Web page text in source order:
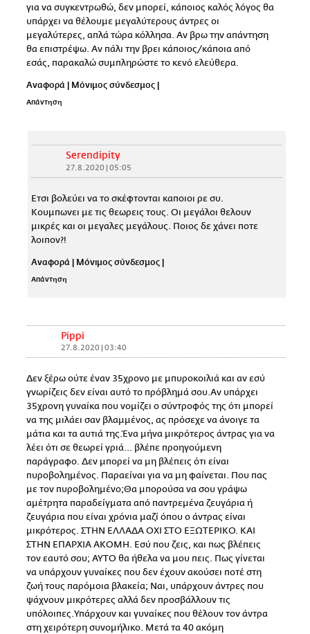
για να συγκεντρωθώ, δεν μπορεί, κάποιος καλός λόγος θα
υπάρχει να θέλουμε μεγαλύτερους άντρες οι
μεγαλύτερες, απλά τώρα κόλλησα. Αν βρω την απάντηση
θα επιστρέψω. Αν πάλι την βρει κάποιος/κάποια από
εσάς, παρακαλώ συμπληρώστε το κενό ελεύθερα.
Αναφορά Μόνιμος σύνδεσμος
Απάντηση
Serendipity
27.8.2020 | 05:05
Ετσι βολεύει να το σκέφτονται καποιοι ρε συ.
Κουμπωνει με τις θεωρεις τους. Οι μεγάλοι θελουν
μικρές και οι μεγαλες μεγάλους. Ποιος δε χάνει ποτε
λοιπον?!
Αναφορά | Μόνιμος σύνδεσμος |
Απάντηση
Pippi
27.8.2020 | 03:40
Δεν ξέρω ούτε έναν 35χρονο με μπυροκοιλιά και αν εσύ
γνωρίζεις δεν είναι αυτό το πρόβλημά σου.Αν υπάρχει
35χρονη γυναίκα που νομίζει ο σύντροφός της ότι μπορεί
να της μιλάει σαν βλαμμένος, ας πρόσεχε να άνοιγε τα
μάτια και τα αυτιά της.Ένα μήνα μικρότερος άντρας για να
λέει ότι σε θεωρεί γριά... βλέπε προηγούμενη
παράγραφο. Δεν μπορεί να μη βλέπεις ότι είναι
πυροβολημένος. Παραείναι για να μη φαίνεται. Που πας
με τον πυροβολημένο;Θα μπορούσα να σου γράψω
αμέτρητα παραδείγματα από παντρεμένα ζευγάρια ή
ζευγάρια που είναι χρόνια μαζί όπου ο άντρας είναι
μικρότερος. ΣΤΗΝ ΕΛΛΑΔΑ ΟΧΙ ΣΤΟ ΕΞΩΤΕΡΙΚΟ. ΚΑΙ
ΣΤΗΝ ΕΠΑΡΧΙΑ ΑΚΟΜΗ. Εσύ που ζεις, και πως βλέπεις
τον εαυτό σου; ΑΥΤΟ θα ήθελα να μου πεις. Πως γίνεται
να υπάρχουν γυναίκες που δεν έχουν ακούσει ποτέ στη
ζωή τους παρόμοια βλακεία; Ναι, υπάρχουν άντρες που
ψάχνουν μικρότερες αλλά δεν προσβάλλουν τις
υπόλοιπες.Υπάρχουν και γυναίκες που θέλουν τον άντρα
στη χειρότερη συνομήλικο. Μετά τα 40 ακόμη